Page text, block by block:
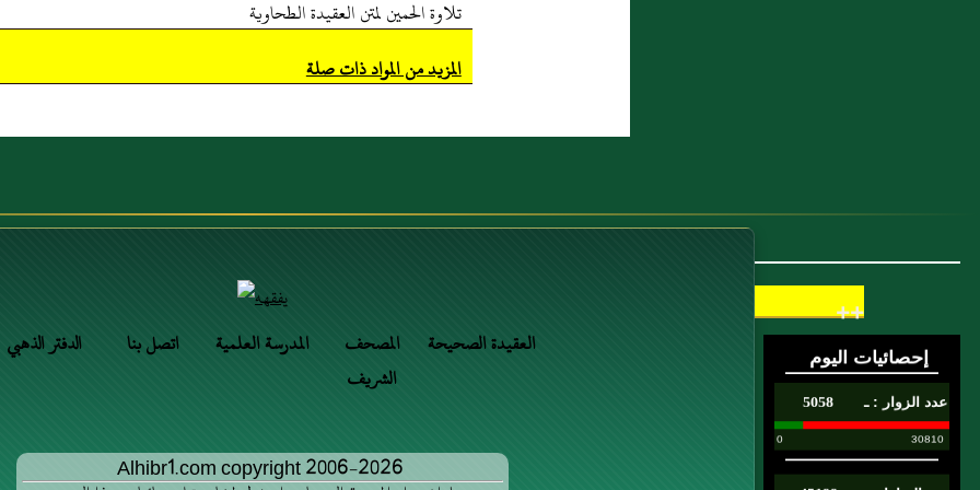
تلاوة الحمين لمتن العقيدة الطحاوية
المزيد من المواد ذات صلة
الدفتر الذهبي اتصل بنا المدرسة العلمية
المصحف
الشريف
العقيدة الصحيحة
Alhibr1.com copyright 2006-2026
++